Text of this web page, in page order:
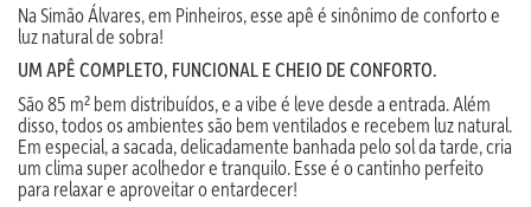
Na Simão Álvares, em Pinheiros, esse apê é sinônimo de conforto e
luz natural de sobra!
UM APÊ COMPLETO, FUNCIONAL E CHEIO DE CONFORTO.
São 85 m² bem distribuídos, e a vibe é leve desde a entrada. Além
disso, todos os ambientes são bem ventilados e recebem luz natural.
Em especial, a sacada, delicadamente banhada pelo sol da tarde, cria
um clima super acolhedor e tranquilo. Esse é o cantinho perfeito
para relaxar e aproveitar o entardecer!